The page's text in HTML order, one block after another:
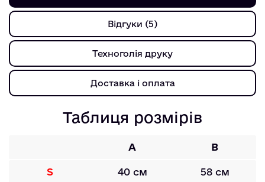
Відгуки (5)
Техноголія друку
Доставка і оплата
Таблиця розмірів
A B
S 40 см 58 см